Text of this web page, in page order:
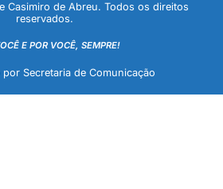
Casimiro de Abreu. Todos os direitos
reservados.
E POR VOCÊ, SEMPRE!
Secretaria de Comunicação